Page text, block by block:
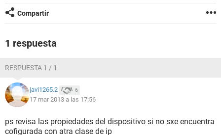
Compartir
1 respuesta
RESPUESTA 1 / 1
javi1265.2 6
17 mar 2013 a las 17:56
ps revisa las propiedades del dispositivo si no sxe encuentra
cofigurada con atra clase de ip